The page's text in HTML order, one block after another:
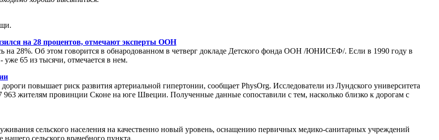
на 28 процентов, отмечают эксперты ООН
на 28%. Об этом говорится в обнародованном в четверг докладе Детского фонда ООН /ЮНИСЕФ/. Если в 1990 году в
65 из тысячи, отмечается в нем.
повышает риск развития артериальной гипертонии, сообщает PhysOrg. Исследователи из Лундского университета
963 жителям провинции Сконе на юге Швеции. Полученные данные сопоставили с тем, насколько близко к дорогам с
сельского населения на качественно новый уровень, оснащению первичных медико-санитарных учреждений
сельского врачебного пункта.